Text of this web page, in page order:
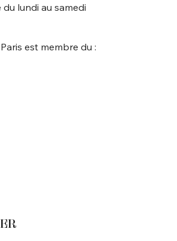
lundi au samedi
est membre du :